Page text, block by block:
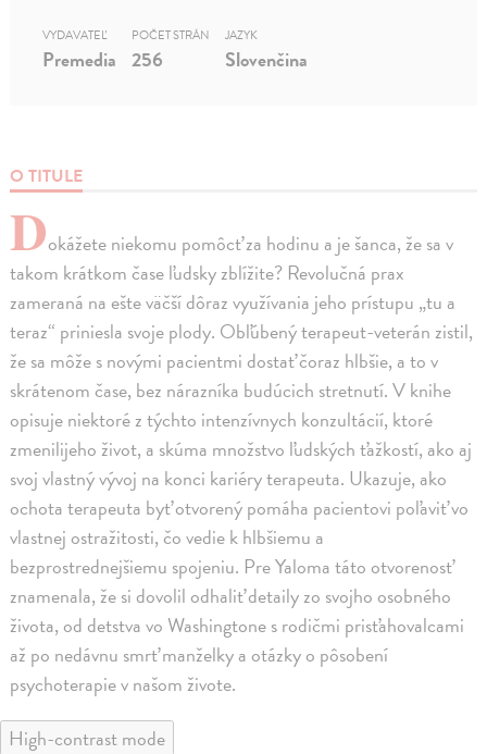
O TITULE
Dokážete niekomu pomôcť za hodinu a je šanca, že sa v
takom krátkom čase ľudsky zblížite? Revolučná prax
zameraná na ešte väčší dôraz využívania jeho prístupu „tu a
teraz“ priniesla svoje plody. Obľúbený terapeut-veterán zistil,
že sa môže s novými pacientmi dostať čoraz hlbšie, a to v
skrátenom čase, bez nárazníka budúcich stretnutí. V knihe
opisuje niektoré z týchto intenzívnych konzultácií, ktoré
zmenilijeho život, a skúma množstvo ľudských ťažkostí, ako aj
svoj vlastný vývoj na konci kariéry terapeuta. Ukazuje, ako
ochota terapeuta byť otvorený pomáha pacientovi poľaviť vo
vlastnej ostražitosti, čo vedie k hlbšiemu a
bezprostrednejšiemu spojeniu. Pre Yaloma táto otvorenosť
znamenala, že si dovolil odhaliť detaily zo svojho osobného
života, od detstva vo Washingtone s rodičmi prisťahovalcami
až po nedávnu smrť manželky a otázky o pôsobení
psychoterapie v našom živote.
VYDAVATEĽ
Premedia
POČET STRÁN
256
JAZYK
Slovenčina
High-contrast mode